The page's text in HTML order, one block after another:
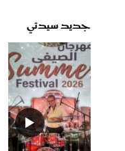
جديد سيدتي